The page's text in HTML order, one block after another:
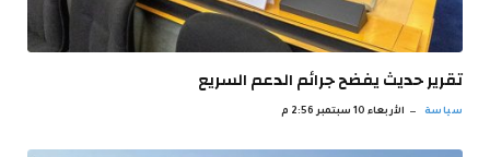
تقرير حديث يفضح جرائم الدعم السريع
سياسة الأربعاء 10 سبتمبر 2:56 م